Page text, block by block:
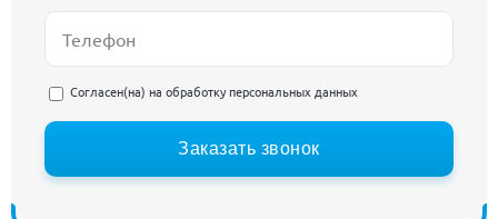
Согласен(на) на обработку персональных данных
Заказать звонок